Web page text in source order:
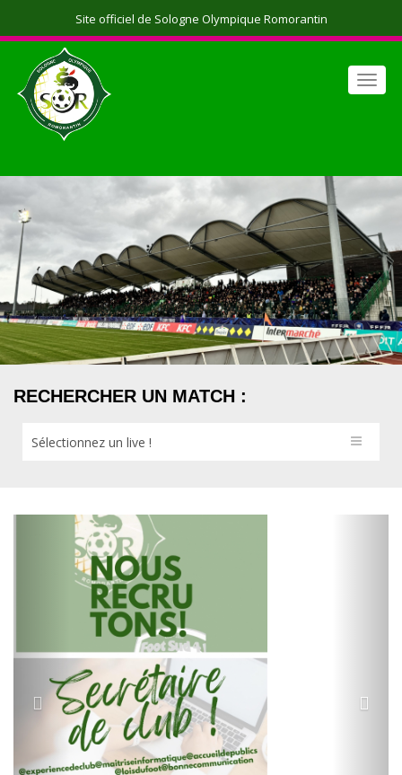
Site officiel de Sologne Olympique Romorantin
RECHERCHER UN MATCH :
Sélectionnez un live !